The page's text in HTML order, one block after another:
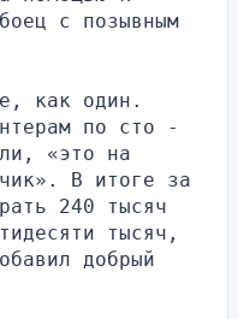
с позывным
как один.
по сто -
«это на
В итоге за
240 тысяч
тысяч,
добрый